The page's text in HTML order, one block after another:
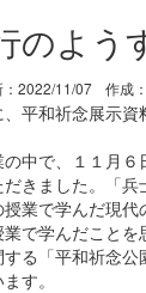
のよう
：2022/11/07 作成
平和祈念展示
中で、１１月
きました。「
業で学んだ現
業で学んだこと
る「平和祈念
す。